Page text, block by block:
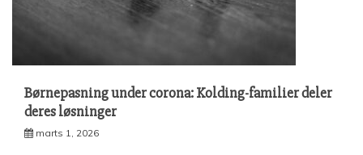
Børnepasning under corona: Kolding-familier deler
deres løsninger
marts 1, 2026